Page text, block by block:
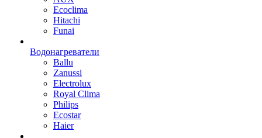
Ecoclima
Hitachi
Funai
Водонагреватели
Ballu
Zanussi
Electrolux
Royal Clima
Philips
Ecostar
Haier